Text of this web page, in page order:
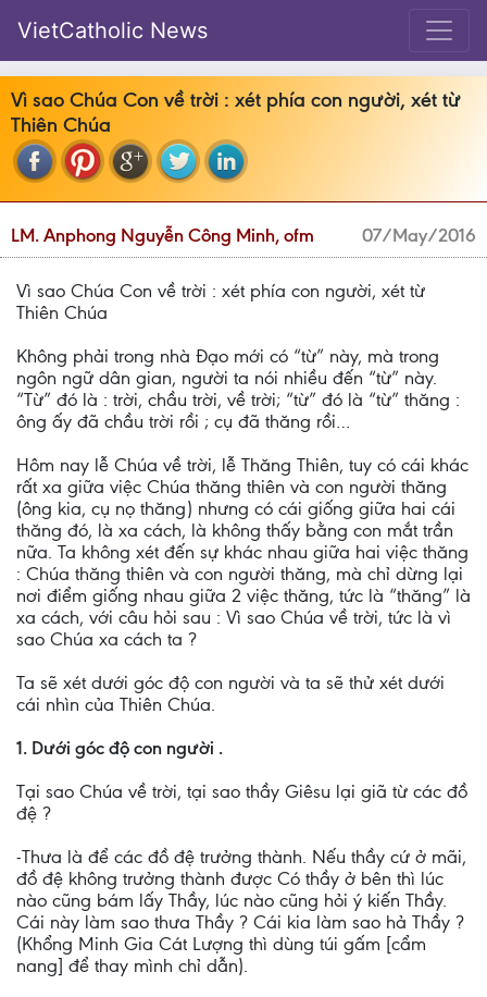
VietCatholic News
Vì sao Chúa Con về trời : xét phía con người, xét từ
Thiên Chúa
LM. Anphong Nguyễn Công Minh, ofm 07/May/2016
Vì sao Chúa Con về trời : xét phía con người, xét từ
Thiên Chúa
Không phải trong nhà Đạo mới có “từ” này, mà trong
ngôn ngữ dân gian, người ta nói nhiều đến “từ” này.
“Từ” đó là : trời, chầu trời, về trời; “từ” đó là “từ” thăng :
ông ấy đã chầu trời rồi ; cụ đã thăng rồi…
Hôm nay lễ Chúa về trời, lễ Thăng Thiên, tuy có cái khác
rất xa giữa việc Chúa thăng thiên và con người thăng
(ông kia, cụ nọ thăng) nhưng có cái giống giữa hai cái
thăng đó, là xa cách, là không thấy bằng con mắt trần
nữa. Ta không xét đến sự khác nhau giữa hai việc thăng
: Chúa thăng thiên và con người thăng, mà chỉ dừng lại
nơi điểm giống nhau giữa 2 việc thăng, tức là “thăng” là
xa cách, với câu hỏi sau : Vì sao Chúa về trời, tức là vì
sao Chúa xa cách ta ?
Ta sẽ xét dưới góc độ con người và ta sẽ thử xét dưới
cái nhìn của Thiên Chúa.
1. Dưới góc độ con người .
Tại sao Chúa về trời, tại sao thầy Giêsu lại giã từ các đồ
đệ ?
-Thưa là để các đồ đệ trưởng thành. Nếu thầy cứ ở mãi,
đồ đệ không trưởng thành được Có thầy ở bên thì lúc
nào cũng bám lấy Thầy, lúc nào cũng hỏi ý kiến Thầy.
Cái này làm sao thưa Thầy ? Cái kia làm sao hả Thầy ?
(Khổng Minh Gia Cát Lượng thì dùng túi gấm [cẩm
nang] để thay mình chỉ dẫn).